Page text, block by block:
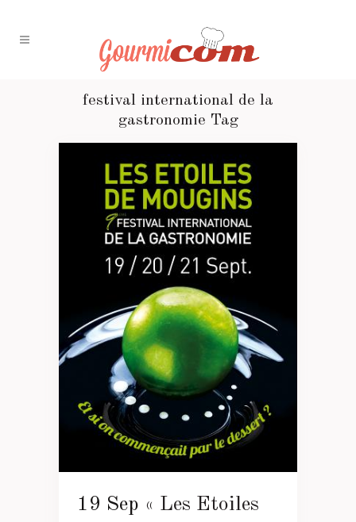
festival international de la
gastronomie Tag
19 Sep « Les Etoiles